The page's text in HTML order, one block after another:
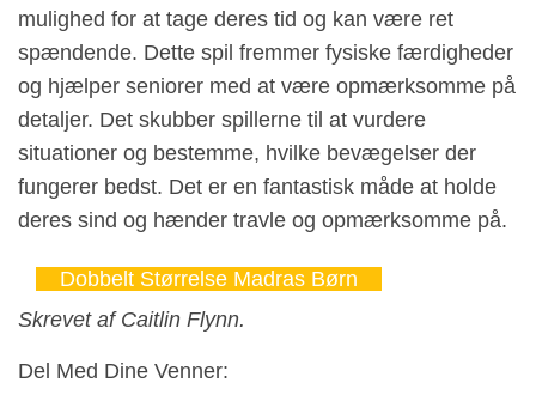
mulighed for at tage deres tid og kan være ret
spændende. Dette spil fremmer fysiske færdigheder
og hjælper seniorer med at være opmærksomme på
detaljer. Det skubber spillerne til at vurdere
situationer og bestemme, hvilke bevægelser der
fungerer bedst. Det er en fantastisk måde at holde
deres sind og hænder travle og opmærksomme på.
Dobbelt Størrelse Madras Børn
Skrevet af Caitlin Flynn.
Del Med Dine Venner: